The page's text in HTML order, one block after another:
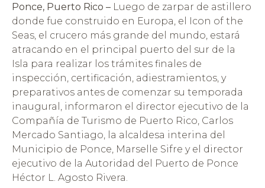
Ponce, Puerto Rico – Luego de zarpar de astillero
donde fue construido en Europa, el Icon of the
Seas, el crucero más grande del mundo, estará
atracando en el principal puerto del sur de la
Isla para realizar los trámites finales de
inspección, certificación, adiestramientos, y
preparativos antes de comenzar su temporada
inaugural, informaron el director ejecutivo de la
Compañía de Turismo de Puerto Rico, Carlos
Mercado Santiago, la alcaldesa interina del
Municipio de Ponce, Marselle Sifre y el director
ejecutivo de la Autoridad del Puerto de Ponce
Héctor L. Agosto Rivera.